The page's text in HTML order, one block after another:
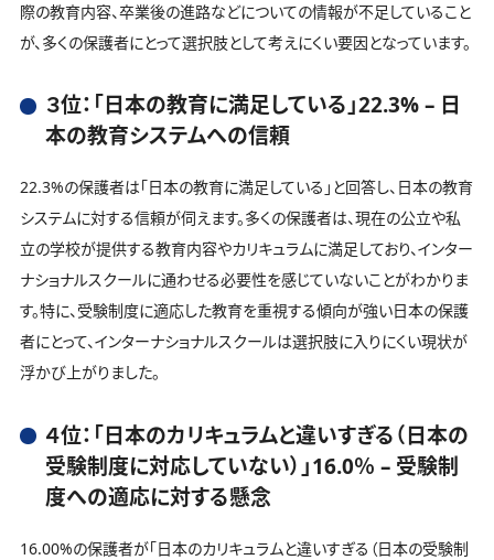
際の教育内容、卒業後の進路などについての情報が不足していること
が、多くの保護者にとって選択肢として考えにくい要因となっています。
３位：「日本の教育に満足している」22.3% – 日
本の教育システムへの信頼
22.3%の保護者は「日本の教育に満足している」と回答し、日本の教育
システムに対する信頼が伺えます。多くの保護者は、現在の公立や私
立の学校が提供する教育内容やカリキュラムに満足しており、インター
ナショナルスクールに通わせる必要性を感じていないことがわかりま
す。特に、受験制度に適応した教育を重視する傾向が強い日本の保護
者にとって、インターナショナルスクールは選択肢に入りにくい現状が
浮かび上がりました。
４位：「日本のカリキュラムと違いすぎる（日本の
受験制度に対応していない）」16.0％ – 受験制
度への適応に対する懸念
16.00%の保護者が「日本のカリキュラムと違いすぎる（日本の受験制